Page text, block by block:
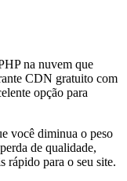
na nuvem que
CDN gratuito com
opção para
você diminua o peso
de qualidade,
rápido para o seu site.